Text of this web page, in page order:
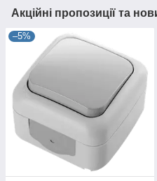
Акційні пропозиції та
–5%